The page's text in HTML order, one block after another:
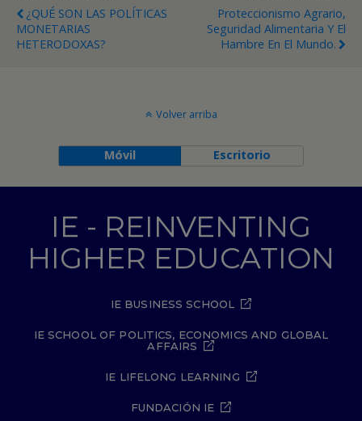
¿QUÉ SON LAS POLÍTICAS
MONETARIAS
HETERODOXAS?
Proteccionismo Agrario,
Seguridad Alimentaria Y El
Hambre En El Mundo.
Volver arriba
Móvil Escritorio
IE - REINVENTING
HIGHER EDUCATION
IE BUSINESS SCHOOL
IE SCHOOL OF POLITICS, ECONOMICS AND GLOBAL
AFFAIRS
IE LIFELONG LEARNING
FUNDACIÓN IE